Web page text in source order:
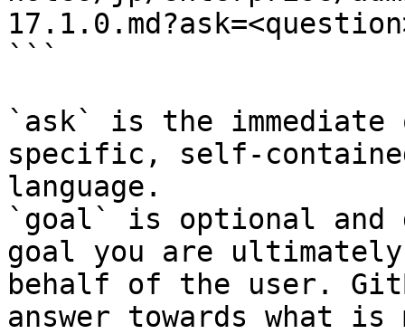
```
`ask` is the
specific, self-
language.
`goal` is optional and
goal you are
behalf of the user.
answer towards what